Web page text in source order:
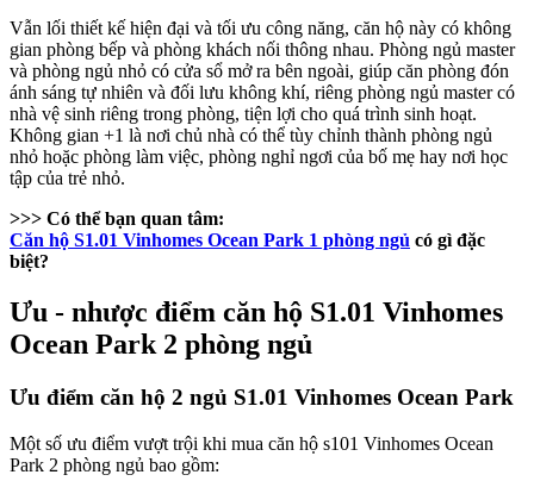
Vẫn lối thiết kế hiện đại và tối ưu công năng, căn hộ này có không
gian phòng bếp và phòng khách nối thông nhau. Phòng ngủ master
và phòng ngủ nhỏ có cửa sổ mở ra bên ngoài, giúp căn phòng đón
ánh sáng tự nhiên và đối lưu không khí, riêng phòng ngủ master có
nhà vệ sinh riêng trong phòng, tiện lợi cho quá trình sinh hoạt.
Không gian +1 là nơi chủ nhà có thể tùy chỉnh thành phòng ngủ
nhỏ hoặc phòng làm việc, phòng nghỉ ngơi của bố mẹ hay nơi học
tập của trẻ nhỏ.
>>> Có thể bạn quan tâm:
Căn hộ S1.01 Vinhomes Ocean Park 1 phòng ngủ có gì đặc
biệt?
Ưu - nhược điểm căn hộ S1.01 Vinhomes
Ocean Park 2 phòng ngủ
Ưu điểm căn hộ 2 ngủ S1.01 Vinhomes Ocean Park
Một số ưu điểm vượt trội khi mua căn hộ s101 Vinhomes Ocean
Park 2 phòng ngủ bao gồm: